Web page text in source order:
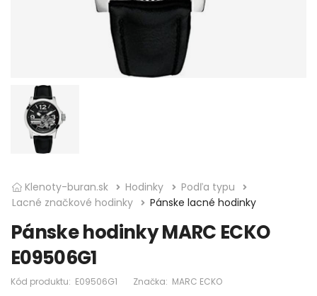
Klenoty-buran.sk Hodinky
Podľa typu
Lacné značkové hodinky
Pánske lacné hodinky
Pánske hodinky MARC ECKO
E09506G1
Kód produktu: E09506G1 Značka: MARC ECKO